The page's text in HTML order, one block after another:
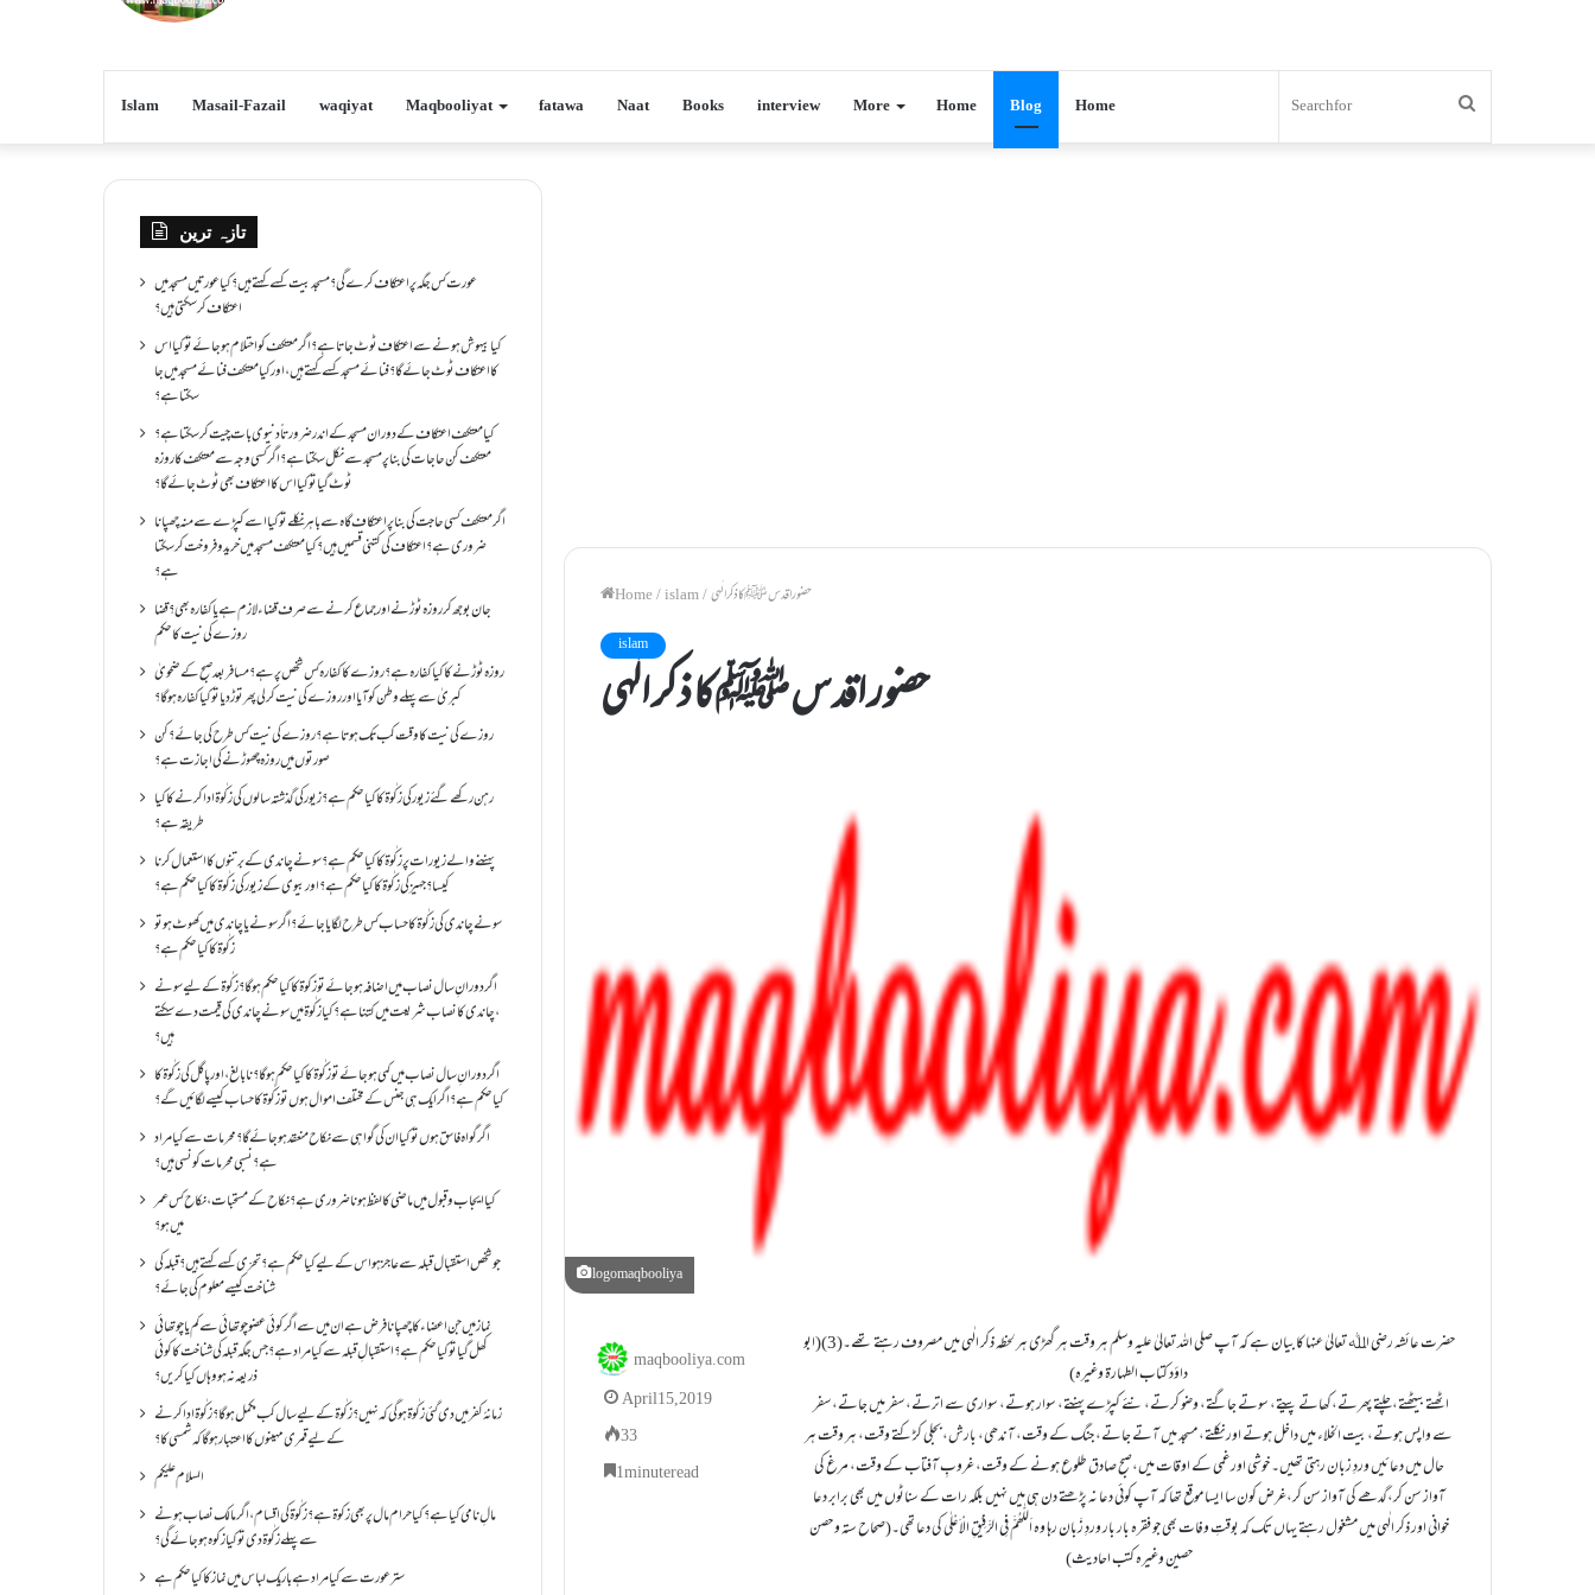
Islam Masail-Fazail waqiyat Maqbooliyat fatawa Naat Books interview More Home Blog Home
Home/islam/حضور اقدس ﷺ کا ذکر الٰہی
islam
حضور اقدس ﷺ کا ذکر الٰہی
logomaqbooliya
حضرت عائشہ رضی اﷲ تعالیٰ عنہا کا بیان ہے کہ آپ صلی اللہ تعالیٰ علیہ وسلم ہر وقت ہر گھڑی ہر لحظہ ذکر الٰہی میں مصروف رہتے تھے۔(3)(ابو
داؤد کتاب الطہارۃ وغیرہ)
اٹھتے بیٹھتے،چلتے پھرتے،کھاتے پیتے، سوتے جاگتے، وضو کرتے، نئے کپڑے پہنتے، سوار ہوتے، سواری سے اترتے، سفر میں جاتے، سفر
سے واپس ہوتے، بیت الخلاء میں داخل ہوتے اور نکلتے، مسجد میں آتے جاتے، جنگ کے وقت، آندھی، بارش، بجلی کڑکتے وقت، ہر وقت ہر
حال میں دعائیں وردِ زبان رہتی تھیں۔ خوشی اورغمی کے اوقات میں،صبح صادق طلوع ہونے کے وقت، غروبِ آفتاب کے وقت، مرغ کی
آواز سن کر،گدھے کی آواز سن کر،غرض کون سا ایسا موقع تھا کہ آپ کوئی دعا نہ پڑھتے دن ہی میں نہیں بلکہ رات کے سناٹوں میں بھی برابر دعا
خوانی اور ذکر الٰہی میں مشغول رہتے یہاں تک کہ بوقتِ وفات بھی جو فقرہ بار بار وردِ زَبان رہا وہ اَللّٰھُمَّ فِی الرَّفِیْقِ الْاَعْلٰی کی دعا تھی۔(صحاح ستہ و حصن
حصین وغیرہ کتب احادیث)
maqbooliya.com
April 15, 2019
33
1 minute read
تازہ ترین
عورت کس جگہ پر اعتکاف کرے گی؟مسجد بیت کسے کہتے ہیں؟کیا عورتیں مسجد میں
اعتکاف کر سکتی ہیں؟
کیا بیہوش ہونے سے اعتکاف ٹوٹ جاتا ہے؟ اگر معتکف کو احتلام ہو جائے تو کیا اس
کا اعتکاف ٹوٹ جائے گا؟فنائے مسجد کسے کہتے ہیں ، اور کیا معتکف فنائے مسجد میں جا
سکتا ہے؟
کیا معتکف اعتکاف کے دوران مسجد کے اندر ضرورتاً دنیوی بات چیت کر سکتا ہے؟
معتکف کن حاجات کی بنا پر مسجد سے نکل سکتا ہے؟ اگر کسی وجہ سے معتکف کا روزہ
ٹوٹ گیا تو کیا اس کا اعتکاف بھی ٹوٹ جائے گا؟
اگر معتکف کسی حاجت کی بنا پر اعتکاف گاہ سے باہر نکلے تو کیا اسے کپڑے سے منہ چھپانا
ضروری ہے؟اعتکاف کی کتنی قسمیں ہیں؟کیا معتکف مسجد میں خرید و فروخت کر سکتا
ہے؟
جان بوجھ کر روزہ ٹوڑنے اور جماع کرنے سے صرف قضاء لازم ہے یا کفارہ بھی؟ قضا
روزے کی نیت کا حکم
روزہ ٹوڑنے کا کیا کفارہ ہے؟روزے کا کفارہ کس شخص پر ہے؟ مسافر بعد صبح کے ضحویٰ
کبریٰ سے پہلے وطن کو آیا اور روزے کی نیت کر لی پھر توڑ دیا تو کیا کفارہ ہو گا؟
روزے کی نیت کا وقت کب تک ہوتا ہے؟ روزے کی نیت کس طرح کی جائے؟ کن
صورتوں میں روزہ چھوڑنے کی اجازت ہے؟
رہن رکھے گئے زیور کی زکٰوۃ کا کیا حکم ہے؟زیور کی گذشتہ سالوں کی زکٰوۃ ادا کرنے کا کیا
طریقہ ہے؟
پہننے والے زیورات پر زکٰوۃ کا کیا حکم ہے؟ سونے چاندی کے برتنوں کا استعمال کرنا
کیسا؟ جہیز کی زکٰوۃ کا کیا حکم ہے؟ اور بیوی کے زیور کی زکٰوۃ کا کیا حکم ہے؟
سونے چاندی کی زکٰوۃ کا حساب کس طرح لگایا جائے؟ اگر سونے یا چاندی میں کھوٹ ہو تو
زکٰوۃ کا کیا حکم ہے؟
اگر دورانِ سال نصاب میں اضافہ ہو جائے تو زکوۃ کا کیا حکم ہو گا؟ زکٰوۃ کے لیے سونے
،چاندی کا نصاب شریعت میں کتنا ہے؟ کیا زکٰوۃ میں سونے چاندی کی قیمت دے سکتے
ہیں؟
اگر دورانِ سال نصاب میں کمی ہو جائے تو زکٰوۃ کا کیا حکم ہو گا؟ نا بالغ ، اور پاگل کی زکٰوۃ کا
کیا حکم ہے؟ اگر ایک ہی جنس کے مختلف اموال ہوں تو زکٰوۃ کا حساب کیسے لگائیں گے؟
اگر گواہ فاسق ہوں تو کیا ان کی گواہی سے نکاح منعقد ہو جائے گا؟ محرمات سے کیا مراد
ہے؟ نسبی محرمات کونسی ہیں؟
کیا ایجاب و قبول میں ماضی کا لفظ ہونا ضروری ہے؟ نکاح کے مستحبات، نکاح کس عمر
میں ہو؟
جو شخص استقبال قبلہ سے عاجز ہو اس کے لیے کیا حکم ہے؟ تحرّی کسے کہتے ہیں؟ قبلہ کی
شناخت کیسے معلوم کی جائے؟
نماز میں جن اعضاء کا چھپانا فرض ہے ان میں سے اگر کوئی عضو چوتھائی سے کم یا چوتھائی
کھل گیا تو کیا حکم ہے؟استقبالِ قبلہ سے کیا مراد ہے؟جس جگہ قبلہ کی شناخت کا کوئی
ذریعہ نہ ہو وہاں کیا کریں؟
زمانۂ کفر میں دی گئی زکٰوۃ ہو گی کہ نہیں؟زکٰوۃ کے لیے سال کب مکمل ہو گا؟زکٰوۃ ادا کرنے
کے لیے قمری مہینوں کا اعتبار ہو گا کہ شمسی کا؟
السلام علیکم
مالِ نامی کیا ہے؟ کیا حرام مال پر بھی زکوۃ ہے؟ زکٰوۃ کی اقسام ،اگر مالک نصاب ہونے
سے پہلے زکٰوۃ دی تو کیا زکوه ہو جائےگی؟
ستر عورت سے کیا مراد ہے باریک لباس میں نماز کا کیا حکم ہے